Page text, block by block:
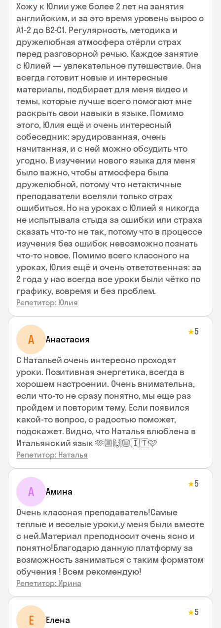
Хожу к Юлии уже более 2 лет на занятия
английским, и за это время уровень вырос с
А1-2 до В2-С1. Регулярность, методика и
дружелюбная атмосфера стёрли страх
перед разговорной речью. Каждое занятие
с Юлией — увлекательное путешествие. Она
всегда готовит новые и интересные
материалы, подбирает для меня видео и
темы, которые лучше всего помогают мне
раскрыть свои навыки в языке. Помимо
этого, Юлия ещё и очень интересный
собеседник: эрудированная, очень
начитанная, и с ней можно обсудить что
угодно. В изучении нового языка для меня
было важно, чтобы атмосфера была
дружелюбной, потому что нетактичные
преподаватели вселяли только страх
ошибиться. Но на уроках с Юлией я никогда
не испытывала стыда за ошибки или страха
сказать что-то не так, потому что в процессе
изучения без ошибок невозможно познать
что-то новое. Помимо всего классного на
уроках, Юлия ещё и очень ответственная: за
2 года у нас всегда все уроки были чётко по
графику, вовремя и без проблем.
Репетитор: Юлия
А Анастасия
★5
С Натальей очень интересно проходят
уроки. Позитивная энергетика, всегда в
хорошем настроении. Очень внимательна,
если что-то не сразу понятно, мы еще раз
пройдем и повторим тему. Если появился
какой-то вопрос, с радостью поможет,
подскажет. Видно, что Наталья влюблена в
Итальянский язык 🫶🏼🙌🏼🇮🇹🩷
Репетитор: Наталья
А Амина
★5
Очень классная преподаватель!Самые
теплые и веселые уроки,у меня были вместе
с ней.Материал преподносит очень ясно и
понятно!Благодарю данную платформу за
возможность заниматься с таким форматом
обучения ! Всем рекомендую!
Репетитор: Ирина
Е Елена
★5